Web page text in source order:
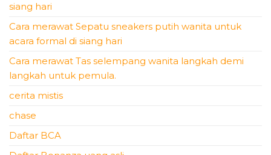
siang hari
Cara merawat Sepatu sneakers putih wanita untuk
acara formal di siang hari
Cara merawat Tas selempang wanita langkah demi
langkah untuk pemula.
cerita mistis
chase
Daftar BCA